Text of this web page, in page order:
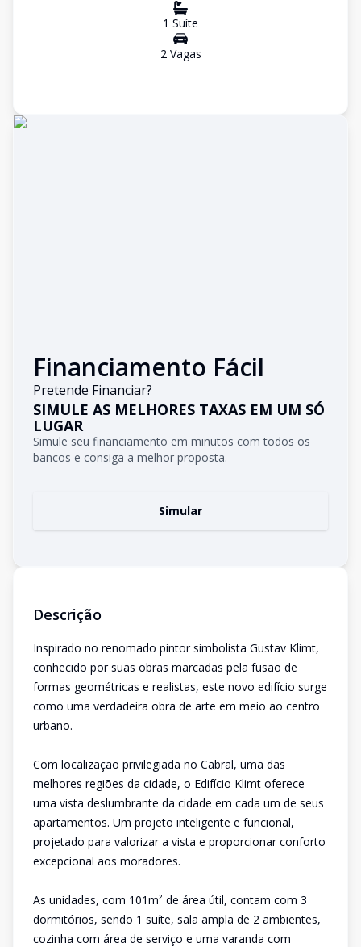
1 Suíte
2Vagas
Financiamento Fácil
Pretende Financiar?
SIMULE AS MELHORES TAXAS EM UM SÓ
LUGAR
Simule seu financiamento em minutos com todos os
bancos e consiga a melhor proposta.
Simular
Descrição
Inspirado no renomado pintor simbolista Gustav Klimt,
conhecido por suas obras marcadas pela fusão de
formas geométricas e realistas, este novo edifício surge
como uma verdadeira obra de arte em meio ao centro
urbano.
Com localização privilegiada no Cabral, uma das
melhores regiões da cidade, o Edifício Klimt oferece
uma vista deslumbrante da cidade em cada um de seus
apartamentos. Um projeto inteligente e funcional,
projetado para valorizar a vista e proporcionar conforto
excepcional aos moradores.
As unidades, com 101m² de área útil, contam com 3
dormitórios, sendo 1 suíte, sala ampla de 2 ambientes,
cozinha com área de serviço e uma varanda com